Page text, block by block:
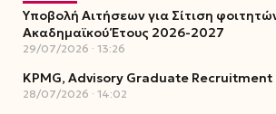
Υποβολή Αιτήσεων για Σίτιση
Ακαδημαϊκού Έτους 2026-2027
29/07/2026 13:26
KPMG, Advisory Graduate
28/07/2026 14:02